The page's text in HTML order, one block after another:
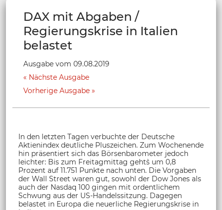
DAX mit Abgaben /
Regierungskrise in Italien
belastet
Ausgabe vom 09.08.2019
Nächste Ausgabe
Vorherige Ausgabe
In den letzten Tagen verbuchte der Deutsche
Aktienindex deutliche Pluszeichen. Zum Wochenende
hin präsentiert sich das Börsenbarometer jedoch
leichter: Bis zum Freitagmittag geht`s um 0,8
Prozent auf 11.751 Punkte nach unten. Die Vorgaben
der Wall Street waren gut, sowohl der Dow Jones als
auch der Nasdaq 100 gingen mit ordentlichem
Schwung aus der US-Handelssitzung. Dagegen
belastet in Europa die neuerliche Regierungskrise in